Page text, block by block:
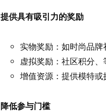
提供具有吸引力的奖励
实物奖励：如时尚品牌
虚拟奖励：社区积分、
增值资源：提供模特或
降低参与门槛